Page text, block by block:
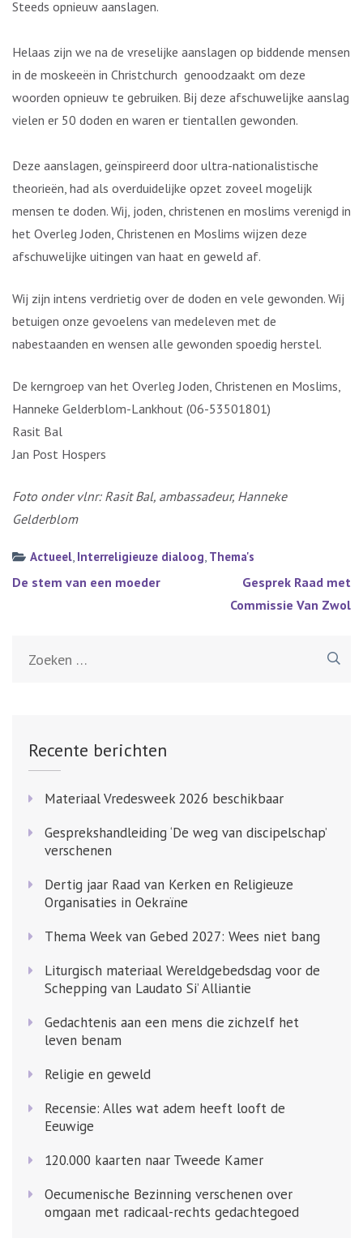
Steeds opnieuw aanslagen.
Helaas zijn we na de vreselijke aanslagen op biddende mensen
in de moskeeën in Christchurch genoodzaakt om deze
woorden opnieuw te gebruiken. Bij deze afschuwelijke aanslag
vielen er 50 doden en waren er tientallen gewonden.
Deze aanslagen, geïnspireerd door ultra-nationalistische
theorieën, had als overduidelijke opzet zoveel mogelijk
mensen te doden. Wij, joden, christenen en moslims verenigd in
het Overleg Joden, Christenen en Moslims wijzen deze
afschuwelijke uitingen van haat en geweld af.
Wij zijn intens verdrietig over de doden en vele gewonden. Wij
betuigen onze gevoelens van medeleven met de
nabestaanden en wensen alle gewonden spoedig herstel.
De kerngroep van het Overleg Joden, Christenen en Moslims,
Hanneke Gelderblom-Lankhout (06-53501801)
Rasit Bal
Jan Post Hospers
Foto onder vlnr: Rasit Bal, ambassadeur, Hanneke
Gelderblom
Actueel, Interreligieuze dialoog, Thema's
Bericht
De stem van een moeder
Gesprek Raad met
Commissie Van Zwol
Recente berichten
Materiaal Vredesweek 2026 beschikbaar
Gesprekshandleiding ‘De weg van discipelschap’
verschenen
Dertig jaar Raad van Kerken en Religieuze
Organisaties in Oekraïne
Thema Week van Gebed 2027: Wees niet bang
Liturgisch materiaal Wereldgebedsdag voor de
Schepping van Laudato Si’ Alliantie
Gedachtenis aan een mens die zichzelf het
leven benam
Religie en geweld
Recensie: Alles wat adem heeft looft de
Eeuwige
120.000 kaarten naar Tweede Kamer
Oecumenische Bezinning verschenen over
omgaan met radicaal-rechts gedachtegoed